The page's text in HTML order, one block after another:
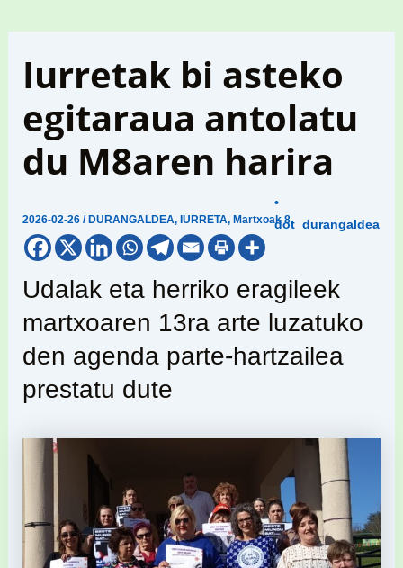
Iurretak bi asteko
egitaraua antolatu
du M8aren harira
2026-02-26/ DURANGALDEA, IURRETA, Martxoak 8,
•
dot_durangaldea
Udalak eta herriko eragileek
martxoaren 13ra arte luzatuko
den agenda parte-hartzailea
prestatu dute